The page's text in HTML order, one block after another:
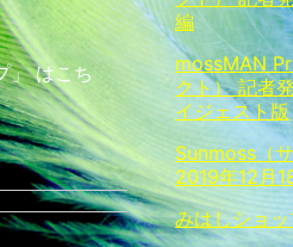
」 はこち
編
mossMAN
クト） 記
イジェスト版
Sunmoss（
2019年12月
みはしショ